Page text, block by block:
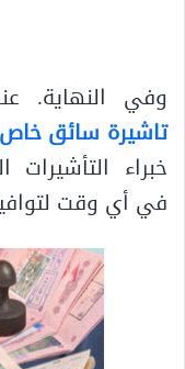
وفي النهاية.
تاشيرة سائق خاص
خبراء
في أي وقت